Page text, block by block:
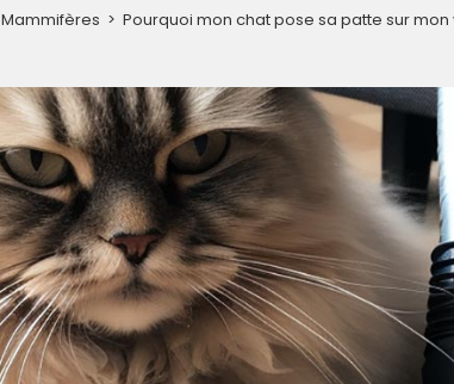
Mammifères > Pourquoi mon chat pose sa patte sur mon